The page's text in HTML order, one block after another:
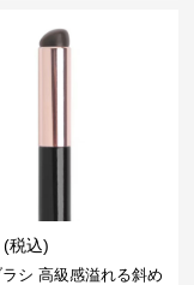
(税込)
シ 高級感溢れる斜め